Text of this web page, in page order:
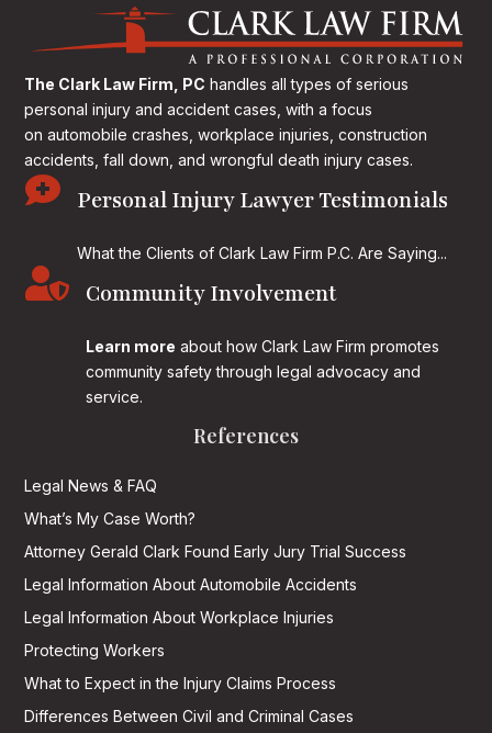
The Clark Law Firm, PC handles all types of serious
personal injury and accident cases, with a focus
on automobile crashes, workplace injuries, construction
accidents, fall down, and wrongful death injury cases.
 Personal Injury Lawyer Testimonials
What the Clients of Clark Law Firm P.C. Are Saying...
 Community Involvement
Learn more about how Clark Law Firm promotes
community safety through legal advocacy and
service.
References
Legal News & FAQ
What’s My Case Worth?
Attorney Gerald Clark Found Early Jury Trial Success
Legal Information About Automobile Accidents
Legal Information About Workplace Injuries
Protecting Workers
What to Expect in the Injury Claims Process
Differences Between Civil and Criminal Cases